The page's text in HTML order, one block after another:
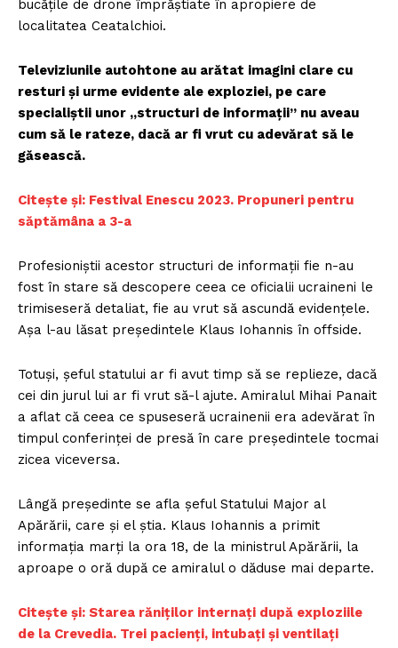
bucățile de drone împrăștiate în apropiere de
localitatea Ceatalchioi.
Televiziunile autohtone au arătat imagini clare cu
resturi și urme evidente ale exploziei, pe care
specialiștii unor „structuri de informații” nu aveau
cum să le rateze, dacă ar fi vrut cu adevărat să le
găsească.
Citește și: Festival Enescu 2023. Propuneri pentru
săptămâna a 3-a
Profesioniștii acestor structuri de informații fie n-au
fost în stare să descopere ceea ce oficialii ucraineni le
trimiseseră detaliat, fie au vrut să ascundă evidențele.
Așa l-au lăsat președintele Klaus Iohannis în offside.
Totuși, șeful statului ar fi avut timp să se replieze, dacă
cei din jurul lui ar fi vrut să-l ajute. Amiralul Mihai Panait
a aflat că ceea ce spuseseră ucrainenii era adevărat în
timpul conferinței de presă în care președintele tocmai
zicea viceversa.
Lângă președinte se afla șeful Statului Major al
Apărării, care și el știa. Klaus Iohannis a primit
informația marți la ora 18, de la ministrul Apărării, la
aproape o oră după ce amiralul o dăduse mai departe.
Citește și: Starea răniților internați după exploziile
de la Crevedia. Trei pacienţi, intubaţi şi ventilaţi